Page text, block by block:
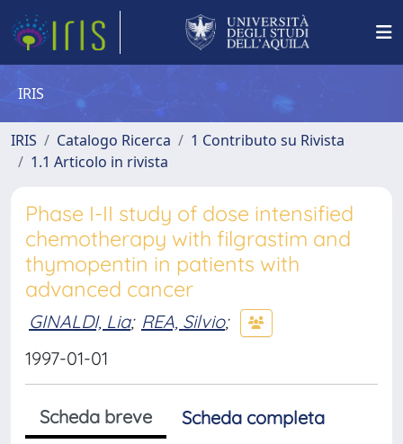
IRIS
IRIS Catalogo Ricerca
1 Contributo su Rivista
1.1 Articolo in rivista
Phase I-II study of dose intensified
chemotherapy with filgrastim and
thymopentin in patients with
advanced cancer
GINALDI, Lia; REA, Silvio;
1997-01-01
Scheda breve
Scheda completa